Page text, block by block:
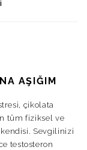
AŞIĞIM
çikolata
tüm fiziksel ve
Sevgilinizi
testosteron